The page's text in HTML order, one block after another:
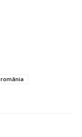
românia